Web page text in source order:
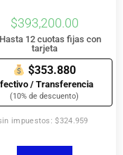
$393,200.00
Hasta 12 cuotas fijas con
tarjeta
$353.880
/ Transferencia
(10% de descuento)
impuestos: $324.959